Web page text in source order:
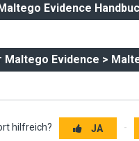
Evidence
Maltego Evidence >
hilfreich? JA